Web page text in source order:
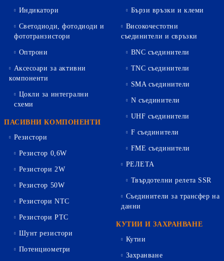
Индикатори
Светодиоди, фотодиоди и
фототранзистори
Оптрони
Аксесоари за активни
компоненти
Цокли за интегрални
схеми
ПАСИВНИ КОМПОНЕНТИ
Резистори
Резистор 0,6W
Резистори 2W
Резистор 50W
Резистори NTC
Резистори PTC
Шунт резистори
Потенциометри
Бързи връзки и клеми
Високочестотни
съединители и свръзки
BNC съединители
TNC съединители
SMA съединители
N съединители
UHF съединители
F съединители
FME съединители
РЕЛЕТА
Твърдотелни релета SSR
Съединители за трансфер на
данни
КУТИИ И ЗАХРАНВАНЕ
Кутии
Захранване